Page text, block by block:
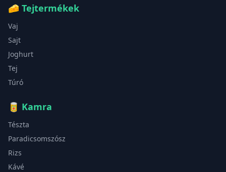
🧀 Tejtermékek
Vaj
Sajt
Joghurt
Tej
Túró
🥫 Kamra
Tészta
Paradicsomszósz
Rizs
Kávé